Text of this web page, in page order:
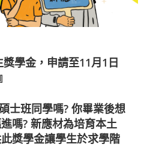
獎學金，申請至11月1日
士班同學嗎? 你畢業後想
嗎? 新應材為培育本土
獎學金讓學生於求學階